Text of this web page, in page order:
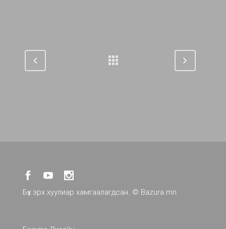
Бүх эрх хуулиар хамгаалагдсан. © Bazura.mn